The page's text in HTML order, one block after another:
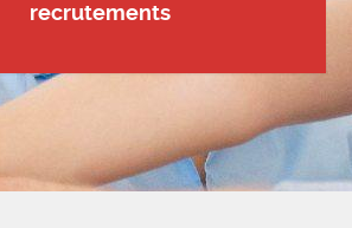
recrutements